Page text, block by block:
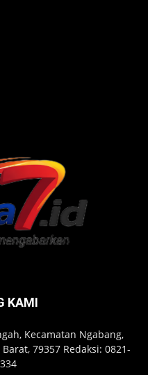
KAMI
Kecamatan Ngabang,
79357 Redaksi: 0821-